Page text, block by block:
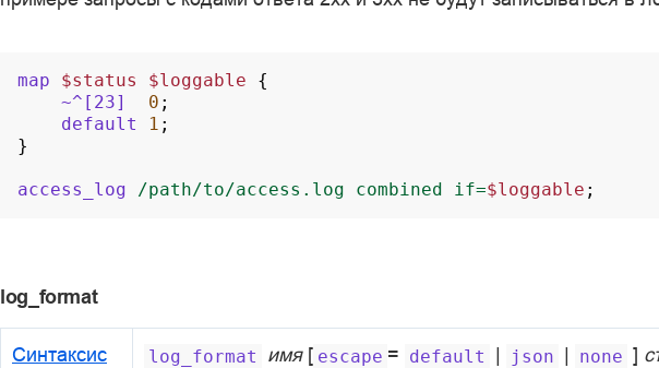
map $status $loggable
{
~^[23]
0 ;
default
1 ;
}
access_log /path/to/access.log combined if=$loggable ;
log_format
Синтаксис log_format имя[ escape = default | json | none ]